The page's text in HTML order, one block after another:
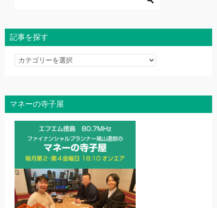
ョ
ン
記事を探す
記
探
す
マネーの寺子屋